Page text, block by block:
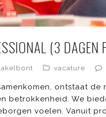
(3 DAGEN
vacature
ontstaat
betrokkenheid. We
voelen. Vanuit